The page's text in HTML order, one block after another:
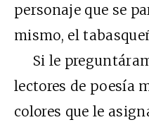
personaje que se
mismo, el
Si le
lectores de poesía
colores que le